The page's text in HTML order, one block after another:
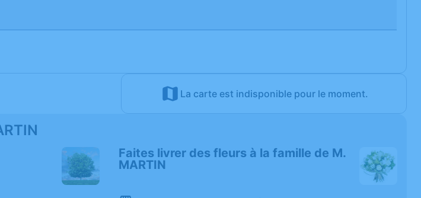
La carte est indisponible pour le moment.
Faites livrer des fleurs à la famille de M.
MARTIN